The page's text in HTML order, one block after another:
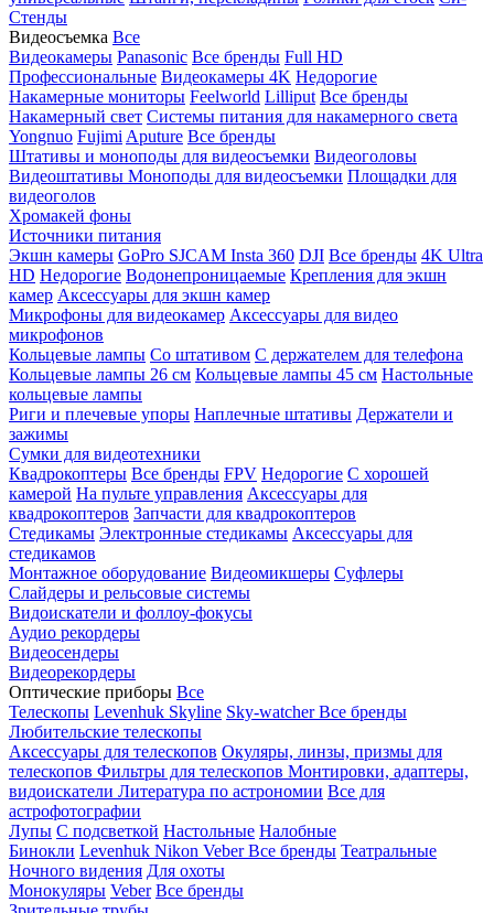
Стенды
Видеосъемка Все
Видеокамеры Panasonic Все бренды Full HD
Профессиональные Видеокамеры 4K Недорогие
Накамерные мониторы Feelworld Lilliput Все бренды
Накамерный свет Системы питания для накамерного света
Yongnuo Fujimi Aputure Все бренды
Штативы и моноподы для видеосъемки Видеоголовы
Видеоштативы Моноподы для видеосъемки Площадки для
видеоголов
Хромакей фоны
Источники питания
Экшн камеры GoPro SJCAM Insta 360 DJI Все бренды 4K Ultra
HD Недорогие Водонепроницаемые Крепления для экшн
камер Аксессуары для экшн камер
Микрофоны для видеокамер Аксессуары для видео
микрофонов
Кольцевые лампы Со штативом C держателем для телефона
Кольцевые лампы 26 см Кольцевые лампы 45 см Настольные
кольцевые лампы
Риги и плечевые упоры Наплечные штативы Держатели и
зажимы
Сумки для видеотехники
Квадрокоптеры Все бренды FPV Недорогие С хорошей
камерой На пульте управления Аксессуары для
квадрокоптеров Запчасти для квадрокоптеров
Стедикамы Электронные стедикамы Аксессуары для
стедикамов
Монтажное оборудование Видеомикшеры Суфлеры
Слайдеры и рельсовые системы
Видоискатели и фоллоу-фокусы
Аудио рекордеры
Видеосендеры
Видеорекордеры
Оптические приборы Все
Телескопы Levenhuk Skyline Sky-watcherВсе бренды
Любительские телескопы
Аксессуары для телескопов Окуляры, линзы, призмы для
телескопов Фильтры для телескопов Монтировки, адаптеры,
видоискатели Литература по астрономии Все для
астрофотографии
Лупы С подсветкой Настольные Налобные
Бинокли Levenhuk Nikon VeberВсе бренды Театральные
Ночного видения Для охоты
Монокуляры Veber Все бренды